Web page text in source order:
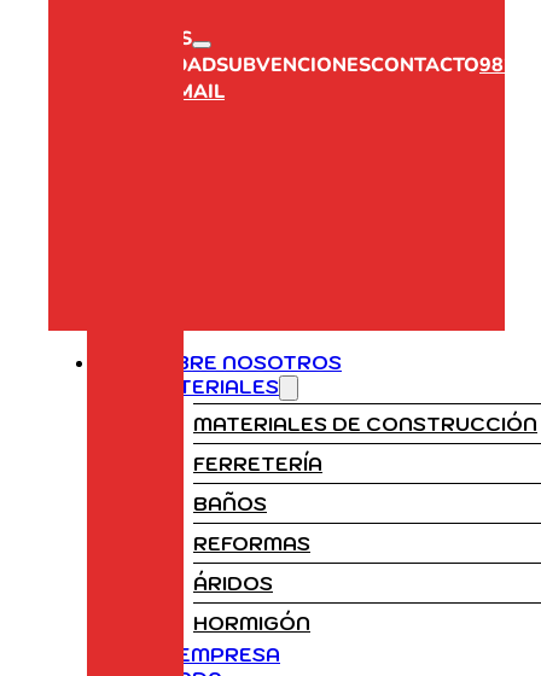
SERVICIOS
ACTUALIDADSUBVENCIONESCONTACTO982
EMAIL
SOBRE NOSOTROS
MATERIALES
MATERIALES DE CONSTRUCCIÓN
FERRETERÍA
BAÑOS
REFORMAS
ÁRIDOS
HORMIGÓN
LA EMPRESA